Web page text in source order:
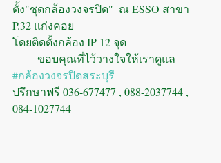
ตั้ง"ชุดกล้องวงจรปิด"  ณ ESSO สาขา
P.32 แก่งคอย
โดยติดตั้งกล้อง IP 12 จุด
         ขอบคุณที่ไว้วางใจให้เราดูแล
#กล้องวงจรปิดสระบุรี
ปรึกษาฟรี 036-677477 , 088-2037744 ,
084-1027744